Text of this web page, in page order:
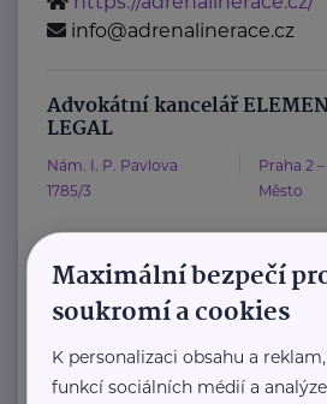
info@adrenalinerace.cz
Advokátní kancelář
LEGAL
Nám. I. P. Pavlova
1785/3
Praha 2
Město
Advokátní kancelář
sdružuje tři advokáty s
https://
Maximální bezpečí
soukromí a cookies
K personalizaci obsahu a
funkcí sociálních médií a